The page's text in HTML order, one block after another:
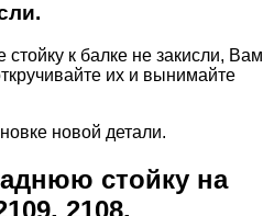
к балке не закисли, Вам
их и вынимайте
новой детали.
стойку на
2108.